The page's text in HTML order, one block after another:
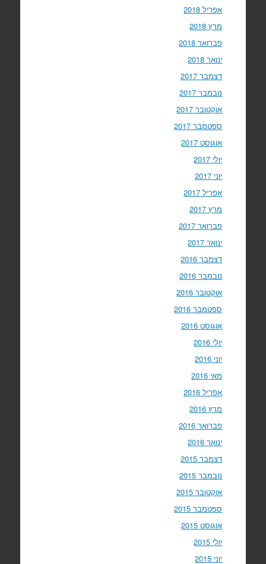
אפריל 2018
מרץ 2018
פברואר 2018
ינואר 2018
דצמבר 2017
נובמבר 2017
אוקטובר 2017
ספטמבר 2017
אוגוסט 2017
יולי 2017
יוני 2017
אפריל 2017
מרץ 2017
פברואר 2017
ינואר 2017
דצמבר 2016
נובמבר 2016
אוקטובר 2016
ספטמבר 2016
אוגוסט 2016
יולי 2016
יוני 2016
מאי 2016
אפריל 2016
מרץ 2016
פברואר 2016
ינואר 2016
דצמבר 2015
נובמבר 2015
אוקטובר 2015
ספטמבר 2015
אוגוסט 2015
יולי 2015
יוני 2015